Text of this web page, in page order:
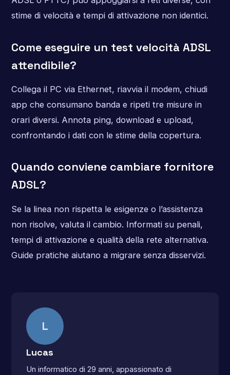
stime di velocità e tempi di attivazione non identici.
Come eseguire un test velocità ADSL
attendibile?
Collega il PC via Ethernet, riavvia il modem, chiudi
app che consumano banda e ripeti tre misure in
orari diversi. Annota ping, download e upload,
confrontando i dati con le stime della copertura.
Quando conviene cambiare fornitore
ADSL?
Se la linea non rispetta le esigenze o l’assistenza
non risolve, valuta il cambio. Informati su penali,
tempi di attivazione e qualità della rete alternativa.
Guide pratiche aiutano a migrare senza disservizi.
L
Lucas
Un informatico di 29 anni, appassionato di